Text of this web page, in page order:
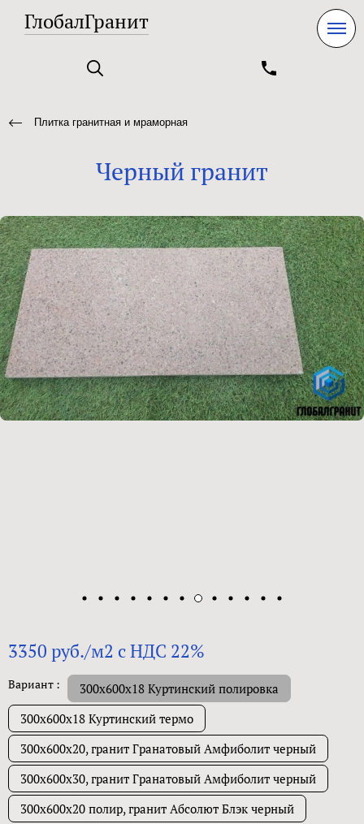
ГлобалГранит
Плитка гранитная и мраморная
Черный гранит
3350 руб./м2 с НДС 22%
Вариант :
300х600х18 Куртинский полировка
300х600х18 Куртинский термо
300х600х20, гранит Гранатовый Амфиболит черный
300х600х30, гранит Гранатовый Амфиболит черный
300х600х20 полир, гранит Абсолют Блэк черный